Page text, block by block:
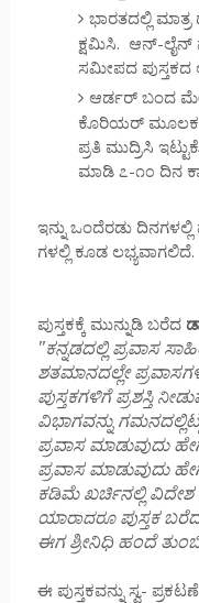
ಭಾರತದಲ್ಲಿ ಮಾತ್ರ
ಕ್ಷಮಿಸಿ. ಆನ್-ಲೈನ್
ಸಮೀಪದ ಪುಸ್ತಕದ
ಆರ್ಡರ್ ಬಂದ
ಕೊರಿಯರ್ ಮೂಲಕ
ಪ್ರತಿ ಮುದ್ರಿಸಿ
ಮಾಡಿ ೭-೧೦ ದಿನ
ಇನ್ನು ಒಂದೆರಡು
ಗಳಲ್ಲಿ ಕೂಡ ಲಭ್ಯವಾಗಲಿದೆ.
ಪುಸ್ತಕಕ್ಕೆ ಮುನ್ನುಡಿ ಬರೆದ
"ಕನ್ನಡದಲ್ಲಿ ಪ್ರವಾಸ
ಶತಮಾನದಲ್ಲೇ
ಪುಸ್ತಕಗಳಿಗೆ ಪ್ರಶಸ್ತಿ ನೀ
ವಿಭಾಗವನ್ನು
ಪ್ರವಾಸ ಮಾಡುವುದು
ಪ್ರವಾಸ ಮಾಡುವುದು
ಕಡಿಮೆ ಖರ್ಚಿನಲ್ಲಿ ವಿದೇಶ
ಯಾರಾದರೂ ಪುಸ್ತಕ
ಈಗ ಶ್ರೀನಿಧಿ ಹಂದೆ
ಈ ಪುಸ್ತಕವನ್ನು ಸ್ವ-